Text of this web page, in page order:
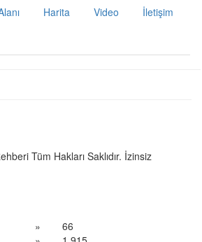
Harita Video İletişim
Tüm Hakları Saklıdır. İzinsiz
»
66